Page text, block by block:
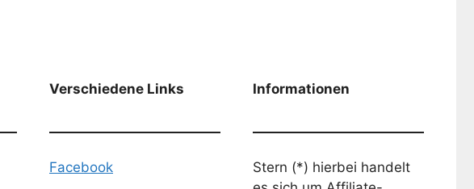
Verschiedene Links
Facebook
Informationen
Stern (*) hierbei handelt